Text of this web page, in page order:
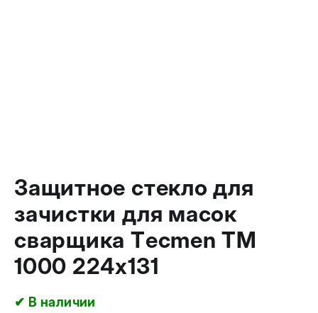
Защитное стекло для
зачистки для масок
сварщика Tecmen ТМ
1000 224х131
✔ В наличии